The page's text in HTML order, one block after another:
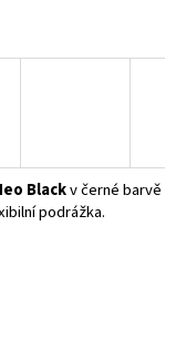
Blackv černé barvě
podrážka.